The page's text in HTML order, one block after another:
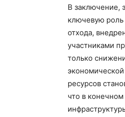
В заключение,
ключевую роль
отхода,
участниками
только
ресурсов
что в